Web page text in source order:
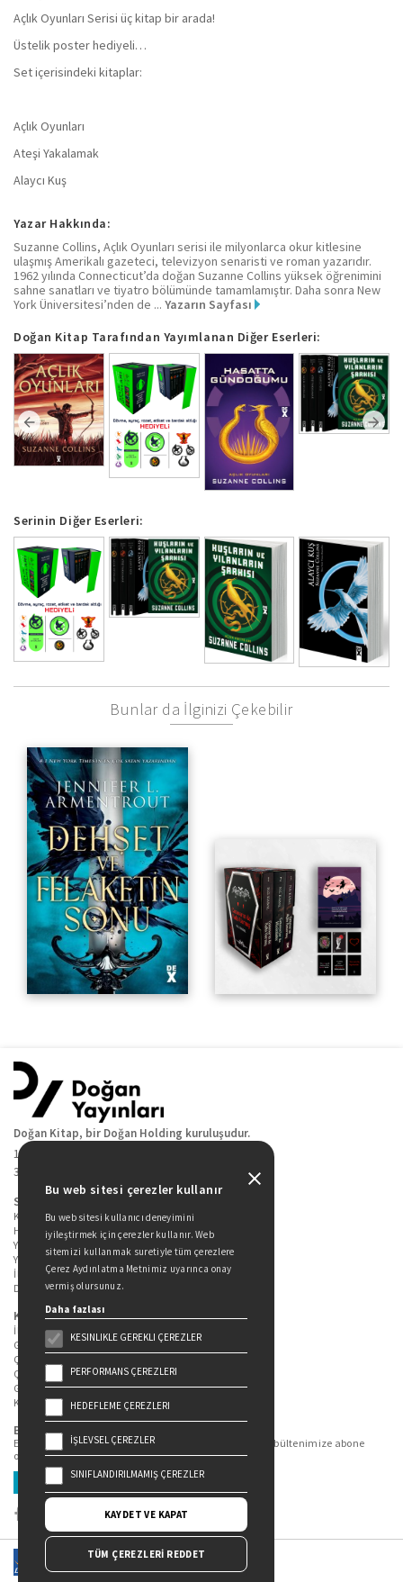
Açlık Oyunları Serisi üç kitap bir arada!
Üstelik poster hediyeli…
Set içerisindeki kitaplar:
Açlık Oyunları
Ateşi Yakalamak
Alaycı Kuş
Yazar Hakkında:
Suzanne Collins, Açlık Oyunları serisi ile milyonlarca okur kitlesine
ulaşmış Amerikalı gazeteci, televizyon senaristi ve roman yazarıdır.
1962 yılında Connecticut’da doğan Suzanne Collins yüksek öğrenimini
sahne sanatları ve tiyatro bölümünde tamamlamıştır. Daha sonra New
York Üniversitesi’nden de ... Yazarın Sayfası
Doğan Kitap Tarafından Yayımlanan Diğer Eserleri:
Serinin Diğer Eserleri:
Bunlar da İlginizi Çekebilir
Doğan Kitap, bir Doğan Holding kuruluşudur.
19 Mayıs Cad. Golden Plaza No:1 Kat:10
34360 / Şişli / İstanbul
Sitede Yer Alan Sayfalar
Kitaplarımız
Hakkımızda
Yazarlarımız
Yazar Adayları İçin
İletişim
Duygu Asena Roman Ödülü
Kişisel Verilerin Korunması
İlgili Kişi Başvuru Formu
Genel Aydınlatma Metni
Çekiliş Aydınlatma Metni
Çerez Aydınlatma Metni
Gizlilik Politikası
Kullanım Şartları
Bizi Takip Edin...
En güncel kitap ve etkinliklerden haberdar olmak için bültenimize abone
olun.
Üye Ol
Bu web sitesi çerezler kullanır
Bu web sitesi kullanıcı deneyimini
iyileştirmek için çerezler kullanır. Web
sitemizi kullanmak suretiyle tüm çerezlere
Çerez Aydınlatma Metnimiz uyarınca onay
vermiş olursunuz.
Daha fazlası
KESINLIKLE GEREKLI ÇEREZLER
PERFORMANS ÇEREZLERI
HEDEFLEME ÇEREZLERI
İŞLEVSEL ÇEREZLER
SINIFLANDIRILMAMIŞ ÇEREZLER
KAYDET VE KAPAT
TÜM ÇEREZLERİ REDDET